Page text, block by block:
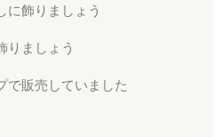
に飾りましょう
りましょう
で販売していました